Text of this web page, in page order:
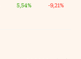
5,54% -9,21%